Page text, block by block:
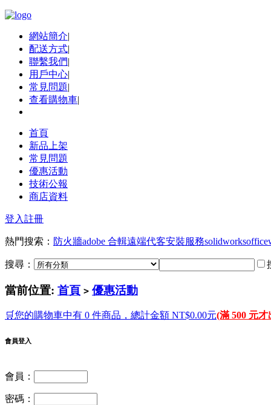
網站簡介|
配送方式|
聯繫我們|
用戶中心|
常見問題|
查看購物車|
首頁
新品上架
常見問題
優惠活動
技術公報
商店資料
登入註冊
熱門搜索： 防火牆adobe 合輯遠端代客安裝服務solidworksoffice
搜尋：
當前位置: 首頁 > 優惠活動
🛒您的購物車中有 0 件商品，總計金額 NT$0.00元(滿 500 元才
會員登入
會員：
密碼：